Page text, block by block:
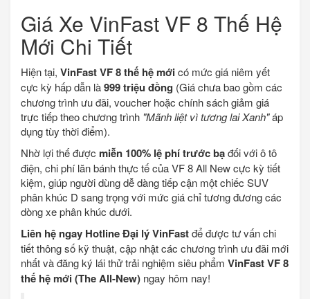
Giá Xe VinFast VF 8 Thế Hệ
Mới Chi Tiết
Hiện tại, VinFast VF 8 thế hệ mớicó mức giá niêm yết
cực kỳ hấp dẫn là999 triệu đồng (Giá chưa bao gồm các
chương trình ưu đãi, voucher hoặc chính sách giảm giá
trực tiếp theo chương trình "Mãnh liệt vì tương lai Xanh"áp
dụng tùy thời điểm).
Nhờ lợi thế được miễn 100% lệ phí trước bạđối với ô tô
điện, chi phí lăn bánh thực tế của VF 8 All New cực kỳ tiết
kiệm, giúp người dùng dễ dàng tiếp cận một chiếc SUV
phân khúc D sang trọng với mức giá chỉ tương đương các
dòng xe phân khúc dưới.
Liên hệ ngay Hotline Đại lý VinFastđể được tư vấn chi
tiết thông số kỹ thuật, cập nhật các chương trình ưu đãi mới
nhất và đăng ký lái thử trải nghiệm siêu phẩm VinFast VF 8
thế hệ mới (The All-New) ngay hôm nay!